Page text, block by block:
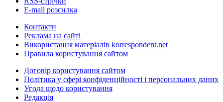
E-mail розсилка
Контакти
Реклама на сайті
Використання матеріалів korrespondent.net
Правила користування сайтом
Договір користування сайтом
Політика у сфері конфіденційності і персональних даних
Угода щодо користування
Редакція